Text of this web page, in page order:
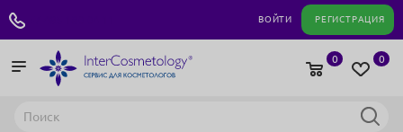
ВОЙТИ РЕГИСТРАЦИЯ
0
0